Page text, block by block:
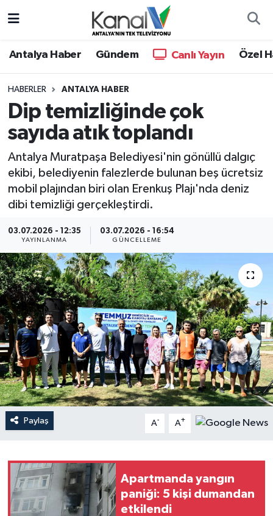
Antalya Haber Gündem Canlı Yayın Özel
HABERLER ANTALYA HABER
Dip temizliğinde çok
sayıda atık toplandı
Antalya Muratpaşa Belediyesi'nin gönüllü dalgıç
ekibi, belediyenin falezlerde bulunan beş ücretsiz
mobil plajından biri olan Erenkuş Plajı'nda deniz
dibi temizliği gerçekleştirdi.
03.07.2026 - 12:35
YAYINLANMA
03.07.2026 - 16:54
GÜNCELLEME
Paylaş A- A+
Apartmanda yangın
paniği: 5 kişi dumandan
etkilendi
Antalya Haber
Dünya
Eğitim
Ekonomi
Gündem
Günün Manşetleri
Haber Kuşakları
Haberler
KANALV Spor
Kültür Sanat
Magazin
Öğle Bülteni
Siyaset
Sosyal medya
Hava Durumu
Trafik Durumu
Süper Lig Puan Durumu ve Fikstür
Tüm Manşetler
Son Dakika Haberleri
Haber Arşivi